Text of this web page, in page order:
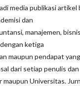
media publikasi artikel
dan
manajemen,
ketiga
maupun pendapat
dari setiap penulis dan
Universitas.